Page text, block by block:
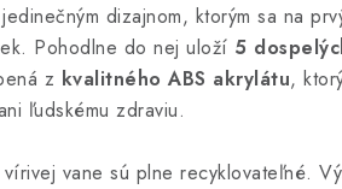
dizajnom, ktorým sa na
Pohodlne do nej uloží 5
z kvalitného ABS akrylátu,
ľudskému zdraviu.
vírivej vane sú plne recyklovateľné.